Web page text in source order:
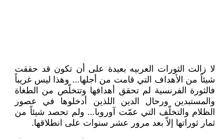
لا زالت الثورات العربيه بعيدة على أن تكون قد حققت
شيئاً من الأهداف التي قامت من أجلها... وهذا ليس غريباً
فالثورة الفرنسية لم تحقق أهدافها وتتخلّص من الطغاة
والمستبدين ورحال الدين اللذين أدخلوها في عصور
الظلام والتخلّف التي عمّت آوروبا... ولم تحصد شيئاً من
ثمار ثوراتها إلاّ بعد مرور عشر سنوات على انطلاقها.